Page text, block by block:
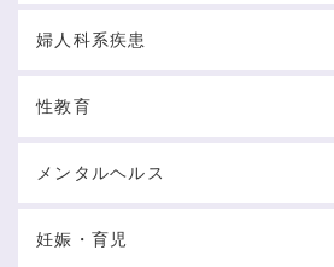
婦人科系疾患
性教育
メンタルヘルス
妊娠・育児